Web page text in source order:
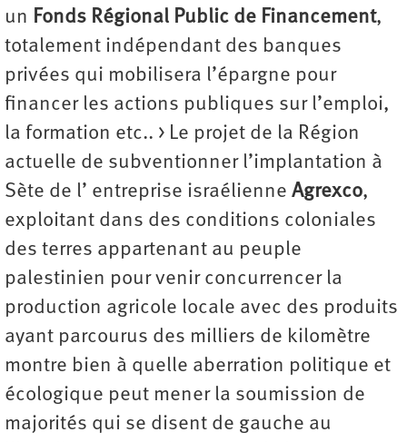
un Fonds Régional Public de Financement,
totalement indépendant des banques
privées qui mobilisera l’épargne pour
financer les actions publiques sur l’emploi,
la formation etc.. > Le projet de la Région
actuelle de subventionner l’implantation à
Sète de l’ entreprise israélienne Agrexco,
exploitant dans des conditions coloniales
des terres appartenant au peuple
palestinien pour venir concurrencer la
production agricole locale avec des produits
ayant parcourus des milliers de kilomètre
montre bien à quelle aberration politique et
écologique peut mener la soumission de
majorités qui se disent de gauche au